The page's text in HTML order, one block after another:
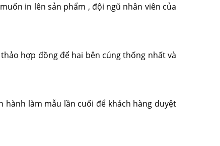
in lên sản phẩm , đội ngũ nhân viên của
hợp đồng để hai bên cúng thống nhất và
làm mẫu lần cuối để khách hàng duyệt